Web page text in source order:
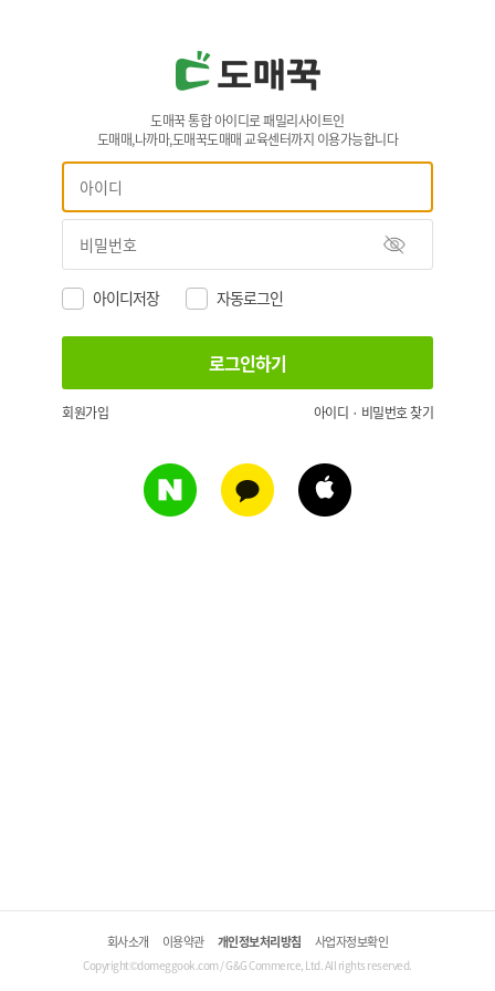
도매꾹 통합 아이디로 패밀리사이트인
도매매,나까마,도매꾹도매매 교육센터까지 이용가능합니다
아이디저장 자동로그인
회원가입 아이디 · 비밀번호 찾기
회사소개 이용약관 개인정보처리방침 사업자정보확인
Copyright©domeggook.com / G&G Commerce, Ltd. All rights reserved.